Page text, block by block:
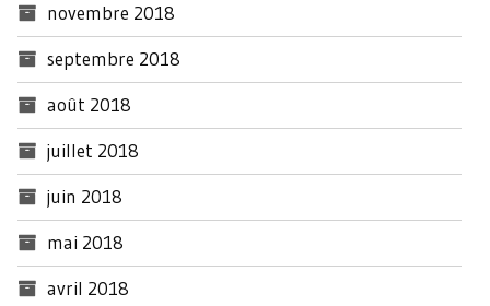
novembre 2018
septembre 2018
août 2018
juillet 2018
juin 2018
mai 2018
avril 2018